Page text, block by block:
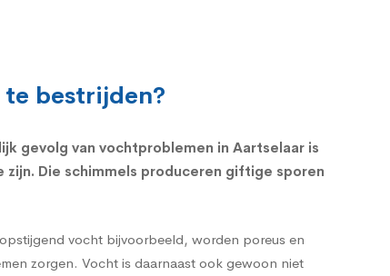
bestrijden?
gevolg van vochtproblemen in Aartselaar is
Die schimmels produceren giftige sporen
vocht bijvoorbeeld, worden poreus en
zorgen. Vocht is daarnaast ook gewoon niet